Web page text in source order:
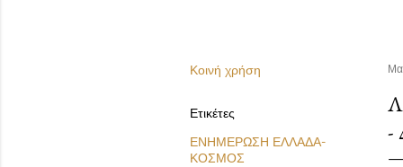
Κοινή χρήση
Ετικέτες
ΕΝΗΜΕΡΩΣΗ ΕΛΛΑΔΑ-
ΚΟΣΜΟΣ
-